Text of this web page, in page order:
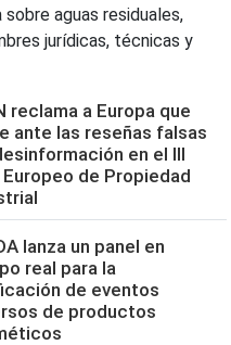
aguas residuales,
jurídicas, técnicas y
reclama a Europa que
ante las reseñas falsas
en el III
Europeo de Propiedad
lanza un panel en
real para la
de eventos
de productos